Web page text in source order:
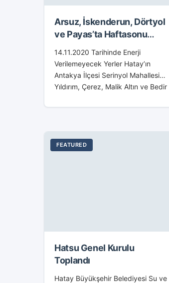
Arsuz, İskenderun, Dörtyol
ve Payas’ta Haftasonu
14.11.2020 Tarihinde Enerji
Verilemeyecek Yerler Hatay’ın
Antakya İlçesi Serinyol Mahallesi
Yıldırım, Çerez, Malik Altın ve Bedir
Yıldırım, Kışla, Cami ve Okul Sokak.
FEATURED
Hatsu Genel Kurulu
Toplandı
Hatay Büyükşehir Belediyesi Su ve